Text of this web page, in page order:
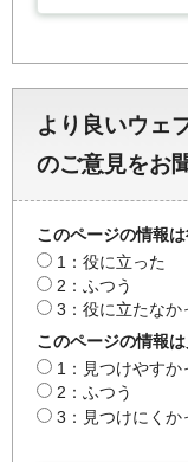
より良いウェ
のご意見をお
このページの情報
1：役に立った
2：ふつう
3：役に立たなか
このページの情報
1：見つけやすか
2：ふつう
3：見つけにくか